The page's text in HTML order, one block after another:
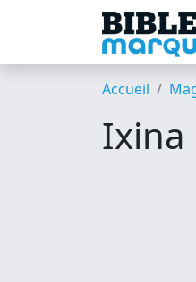
Accueil
Ixina